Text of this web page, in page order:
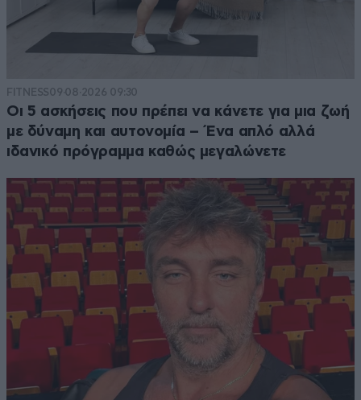
FITNESS09·08·2026 09:30
Οι 5 ασκήσεις που πρέπει να κάνετε για μια ζωή
με δύναμη και αυτονομία – Ένα απλό αλλά
ιδανικό πρόγραμμα καθώς μεγαλώνετε